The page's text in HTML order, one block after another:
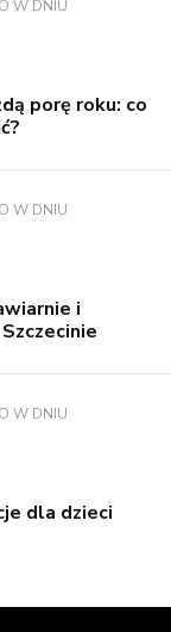
W DNIU
porę roku: co
W DNIU
i
W DNIU
dla dzieci